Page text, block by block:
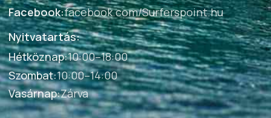
Facebook:facebook.com/Surferspoint.hu
Nyitvatartás:
Hétköznap:10:00–18:00
Szombat:10:00–14:00
Vasárnap:Zárva